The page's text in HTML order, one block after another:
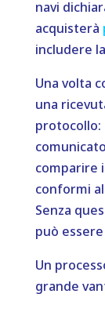
navi
acquisterà
includere
Una volta
una
protocollo:
comparire
conformi
Senza
può
Un
grande